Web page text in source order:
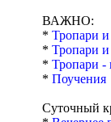
ВАЖНО:
* Тропари
* Тропари
* Тропари -
* Поучения
Суточный